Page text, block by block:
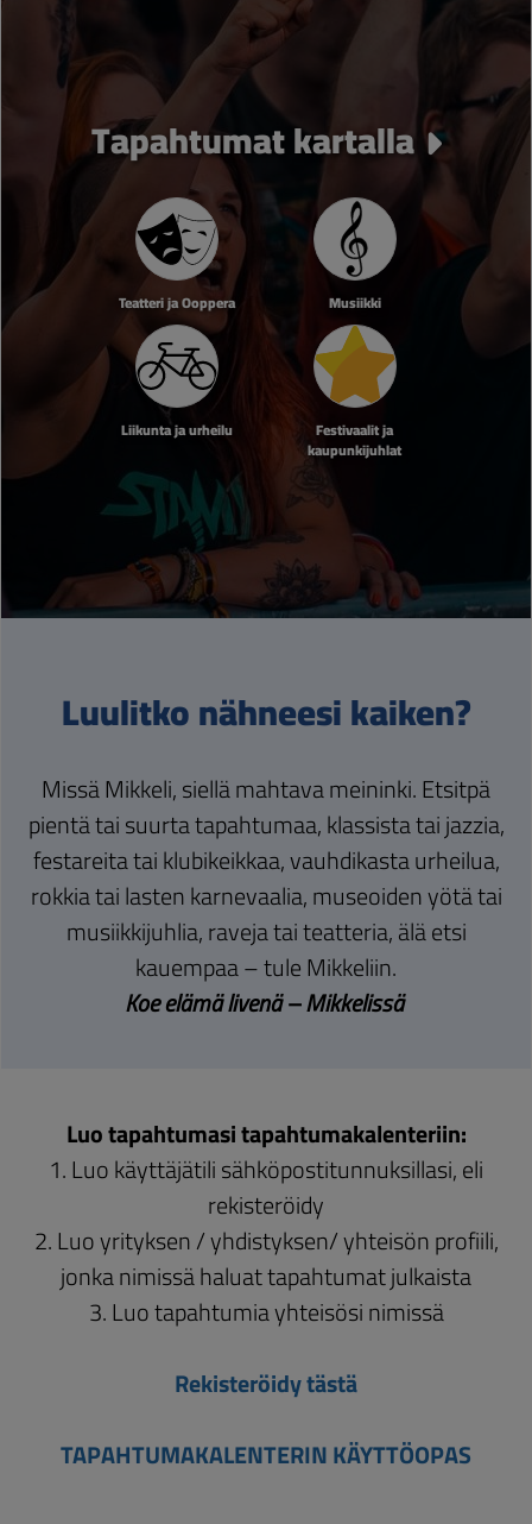
Tapahtumat kartalla
Teatteri ja Ooppera Musiikki
Liikunta ja urheilu Festivaalit ja
kaupunkijuhlat
Luulitko nähneesi kaiken?
Missä Mikkeli, siellä mahtava meininki. Etsitpä
pientä tai suurta tapahtumaa, klassista tai jazzia,
festareita tai klubikeikkaa, vauhdikasta urheilua,
rokkia tai lasten karnevaalia, museoiden yötä tai
musiikkijuhlia, raveja tai teatteria, älä etsi
kauempaa – tule Mikkeliin.
Koe elämä livenä – Mikkelissä
Luo tapahtumasi tapahtumakalenteriin:
1. Luo käyttäjätili sähköpostitunnuksillasi, eli
rekisteröidy
2. Luo yrityksen / yhdistyksen/ yhteisön profiili,
jonka nimissä haluat tapahtumat julkaista
3. Luo tapahtumia yhteisösi nimissä
Rekisteröidy tästä
TAPAHTUMAKALENTERIN KÄYTTÖOPAS